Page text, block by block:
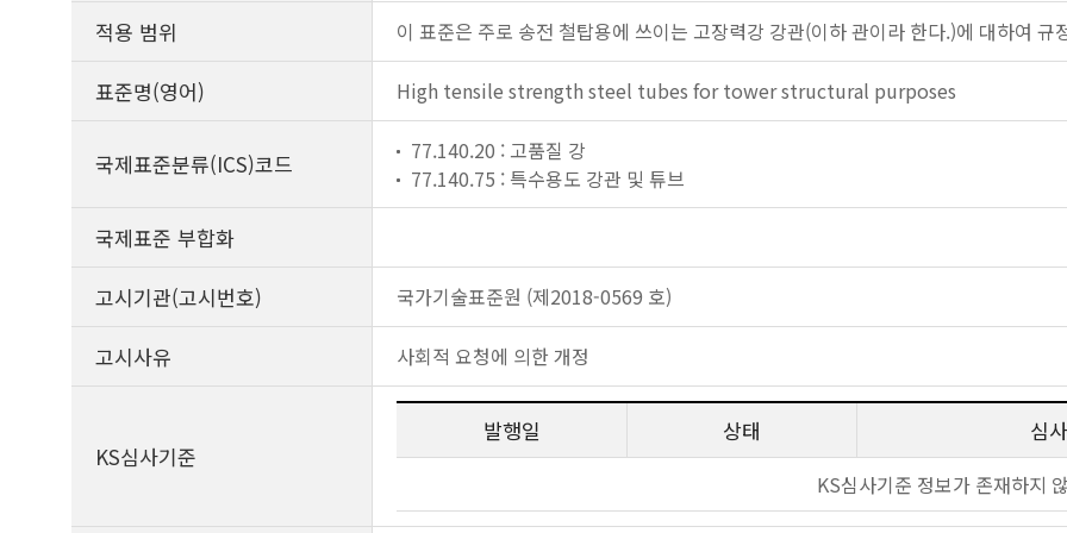
적용 범위 이 표준은 주로 송전 철탑용에 쓰이는 고장력강 강관(이하 관이라 한다.)에 대하여 규
표준명(영어) High tensile strength steel tubes for tower structural purposes
국제표준분류(ICS)코드
77.140.20 : 고품질 강
77.140.75 : 특수용도 강관 및 튜브
국제표준 부합화
고시기관(고시번호)
국가기술표준원 (제2018-0569 호)
고시사유 사회적 요청에 의한 개정
KS심사기준
발행일 상태 심
KS심사기준 정보가 존재하지